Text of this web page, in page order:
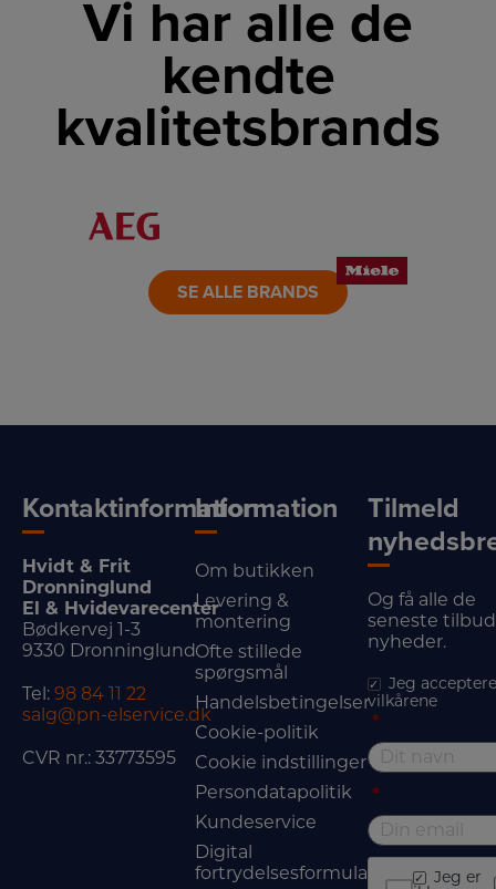
Vi har alle de
kendte
kvalitetsbrands
LINK
SE ALLE BRANDS
Kontaktinformation
Hvidt & Frit
Dronninglund
El & Hvidevarecenter
Bødkervej 1-3
9330 Dronninglund
Tel: 98 84 11 22
salg@pn-elservice.dk
CVR nr.: 33773595
Information
Om butikken
Levering &
montering
Ofte stillede
spørgsmål
Handelsbetingelser
Cookie-politik
Cookie indstillinger
Persondatapolitik
Kundeservice
Digital
fortrydelsesformular
Tilmeld
Og få alle de
seneste
nyheder.
Jeg
vilkårene
*
*
Jeg er